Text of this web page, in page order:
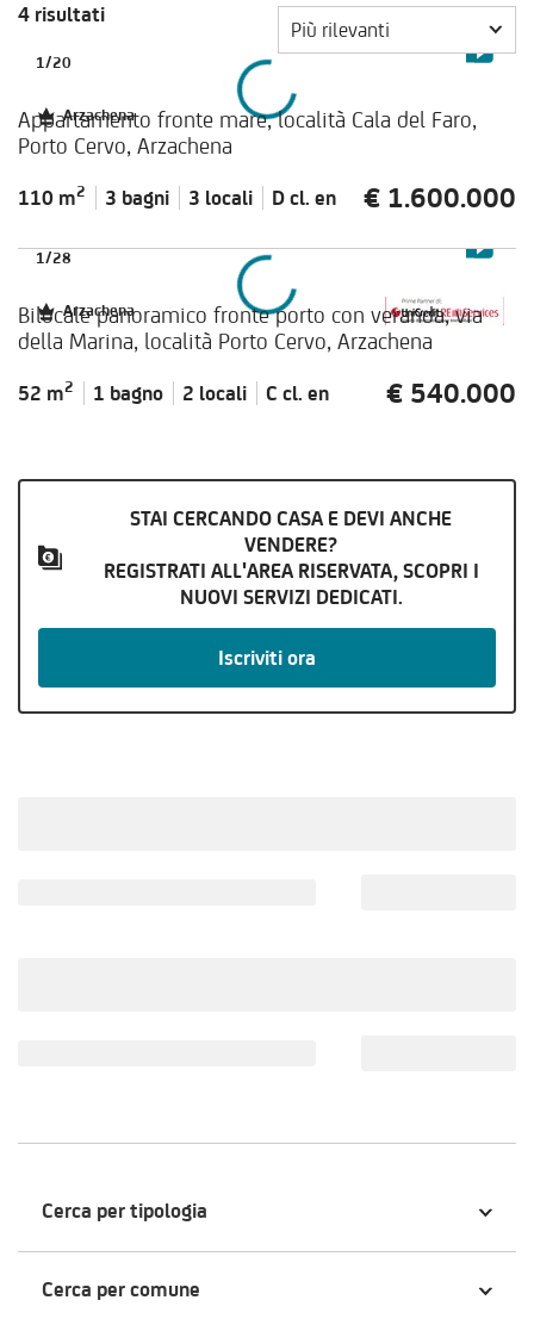
4 risultati
Più rilevanti
Arzachena
1/20
Appartamento fronte mare, località Cala del Faro,
Porto Cervo, Arzachena
110 m2 3 bagni 3 locali D cl. en € 1.600.000
Arzachena
1/28
Bilocale panoramico fronte porto con veranda, via
della Marina, località Porto Cervo, Arzachena
52 m2 1 bagno 2 locali C cl. en € 540.000
STAI CERCANDO CASA E DEVI ANCHE
VENDERE?
REGISTRATI ALL'AREA RISERVATA, SCOPRI I
NUOVI SERVIZI DEDICATI.
Iscriviti ora
Cerca per tipologia
Cerca per comune